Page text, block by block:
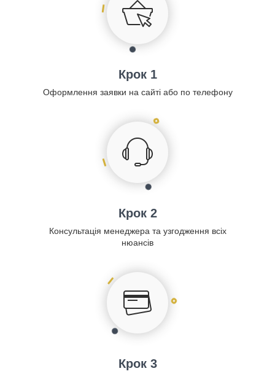
Крок 1
Оформлення заявки на сайті або по телефону
Крок 2
Консультація менеджера та узгодження всіх
нюансів
Крок 3